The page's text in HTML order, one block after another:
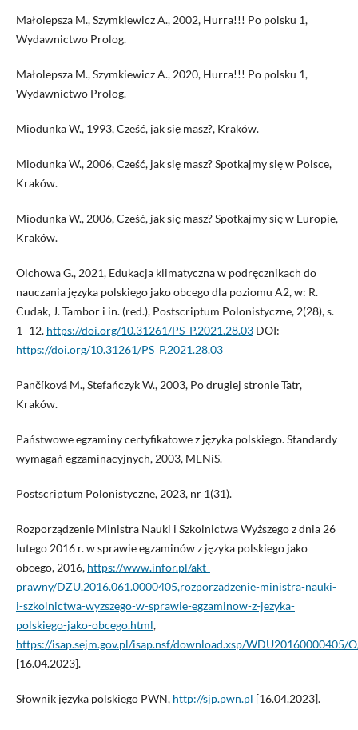
Małolepsza M., Szymkiewicz A., 2002, Hurra!!! Po polsku 1,
Wydawnictwo Prolog.
Małolepsza M., Szymkiewicz A., 2020, Hurra!!! Po polsku 1,
Wydawnictwo Prolog.
Miodunka W., 1993, Cześć, jak się masz?, Kraków.
Miodunka W., 2006, Cześć, jak się masz? Spotkajmy się w Polsce,
Kraków.
Miodunka W., 2006, Cześć, jak się masz? Spotkajmy się w Europie,
Kraków.
Olchowa G., 2021, Edukacja klimatyczna w podręcznikach do
nauczania języka polskiego jako obcego dla poziomu A2, w: R.
Cudak, J. Tambor i in. (red.), Postscriptum Polonistyczne, 2(28), s.
1–12. https://doi.org/10.31261/PS_P.2021.28.03DOI:
https://doi.org/10.31261/PS_P.2021.28.03
Pančíková M., Stefańczyk W., 2003, Po drugiej stronie Tatr,
Kraków.
Państwowe egzaminy certyfikatowe z języka polskiego. Standardy
wymagań egzaminacyjnych, 2003, MENiS.
Postscriptum Polonistyczne, 2023, nr 1(31).
Rozporządzenie Ministra Nauki i Szkolnictwa Wyższego z dnia 26
lutego 2016 r. w sprawie egzaminów z języka polskiego jako
obcego, 2016, https://www.infor.pl/akt-
prawny/DZU.2016.061.0000405,rozporzadzenie-ministra-nauki-
i-szkolnictwa-wyzszego-w-sprawie-egzaminow-z-jezyka-
polskiego-jako-obcego.html,
https://isap.sejm.gov.pl/isap.nsf/download.xsp/WDU20160000405/
[16.04.2023].
Słownik języka polskiego PWN, http://sjp.pwn.pl [16.04.2023].